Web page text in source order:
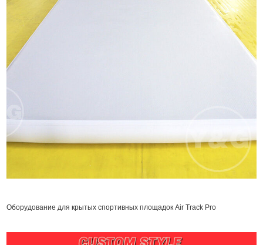
Оборудование для крытых спортивных площадок Air Track Pro